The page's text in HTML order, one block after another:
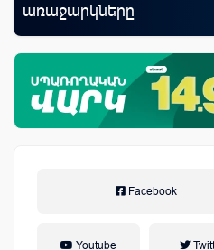
առաջարկները
Facebook
Youtube